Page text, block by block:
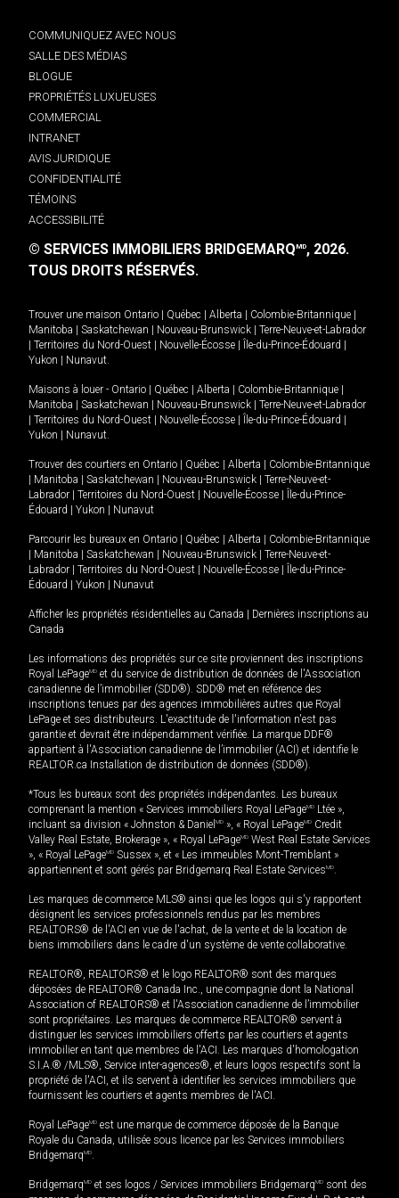
COMMUNIQUEZ AVEC NOUS
SALLE DES MÉDIAS
BLOGUE
PROPRIÉTÉS LUXUEUSES
COMMERCIAL
INTRANET
AVIS JURIDIQUE
CONFIDENTIALITÉ
TÉMOINS
ACCESSIBILITÉ
© SERVICES IMMOBILIERS BRIDGEMARQMD, 2026.
TOUS DROITS RÉSERVÉS.
Trouver une maison Ontario Québec Alberta Colombie-Britannique
Manitoba
Saskatchewan Nouveau-Brunswick
Terre-Neuve-et-Labrador
Territoires du Nord-Ouest Nouvelle-Écosse Île-du-Prince-Édouard
Yukon
Nunavut.
Maisons à louer - Ontario Québec Alberta Colombie-Britannique
Manitoba
Saskatchewan Nouveau-Brunswick
Terre-Neuve-et-Labrador
Territoires du Nord-Ouest Nouvelle-Écosse Île-du-Prince-Édouard
Yukon
Nunavut.
Trouver des courtiers en Ontario Québec Alberta
Colombie-Britannique
Manitoba Saskatchewan Nouveau-Brunswick
Terre-Neuve-et-
Labrador
Territoires du Nord-Ouest Nouvelle-Écosse
Île-du-Prince-
Édouard
Yukon Nunavut
Parcourir les bureaux en Ontario Québec Alberta
Colombie-Britannique
Manitoba Saskatchewan Nouveau-Brunswick
Terre-Neuve-et-
Labrador
Territoires du Nord-Ouest Nouvelle-Écosse
Île-du-Prince-
Édouard
Yukon Nunavut
Afficher les propriétés résidentielles au Canada
Dernières inscriptions au
Canada
Les informations des propriétés sur ce site proviennent des inscriptions
Royal LePageMD et du service de distribution de données de l'Association
canadienne de l’immobilier (SDD®). SDD® met en référence des
inscriptions tenues par des agences immobilières autres que Royal
LePage et ses distributeurs. L'exactitude de l'information n'est pas
garantie et devrait être indépendamment vérifiée. La marque DDF®
appartient à l'Association canadienne de l’immobilier (ACI) et identifie le
REALTOR.ca Installation de distribution de données (SDD®).
*Tous les bureaux sont des propriétés indépendantes. Les bureaux
comprenant la mention « Services immobiliers Royal LePageMD Ltée »,
incluant sa division « Johnston & Daniel MD », « Royal LePageMD Credit
Valley Real Estate, Brokerage », « Royal LePageMD West Real Estate Services
», « Royal LePageMD Sussex », et « Les immeubles Mont-Tremblant »
appartiennent et sont gérés par Bridgemarq Real Estate ServicesMD.
Les marques de commerce MLS® ainsi que les logos qui s'y rapportent
désignent les services professionnels rendus par les membres
REALTORS® de l'ACI en vue de l'achat, de la vente et de la location de
biens immobiliers dans le cadre d'un système de vente collaborative.
REALTOR®, REALTORS® et le logo REALTOR® sont des marques
déposées de REALTOR® Canada Inc., une compagnie dont la National
Association of REALTORS® et l'Association canadienne de l’immobilier
sont propriétaires. Les marques de commerce REALTOR® servent à
distinguer les services immobiliers offerts par les courtiers et agents
immobilier en tant que membres de l'ACI. Les marques d'homologation
S.I.A.® /MLS®, Service inter-agences®, et leurs logos respectifs sont la
propriété de l'ACI, et ils servent à identifier les services immobiliers que
fournissent les courtiers et agents membres de l'ACI.
Royal LePageMD est une marque de commerce déposée de la Banque
Royale du Canada, utilisée sous licence par les Services immobiliers
BridgemarqMD.
BridgemarqMD et ses logos / Services immobiliers BridgemarqMD sont des